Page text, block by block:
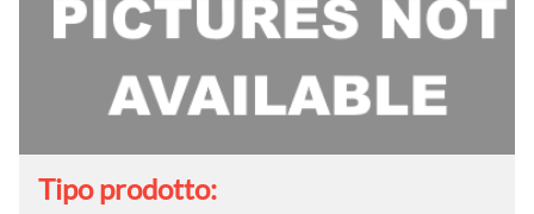
Tipo prodotto: